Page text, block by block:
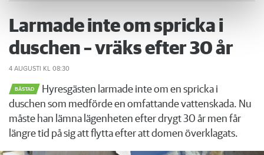
Larmade inte om spricka i
duschen – vräks efter 30 år
4 AUGUSTI KL 08:30
BÅSTAD
Hyresgästen larmade inte om en spricka i
duschen som medförde en omfattande vattenskada. Nu
måste han lämna lägenheten efter drygt 30 år men får
längre tid på sig att flytta efter att domen överklagats.